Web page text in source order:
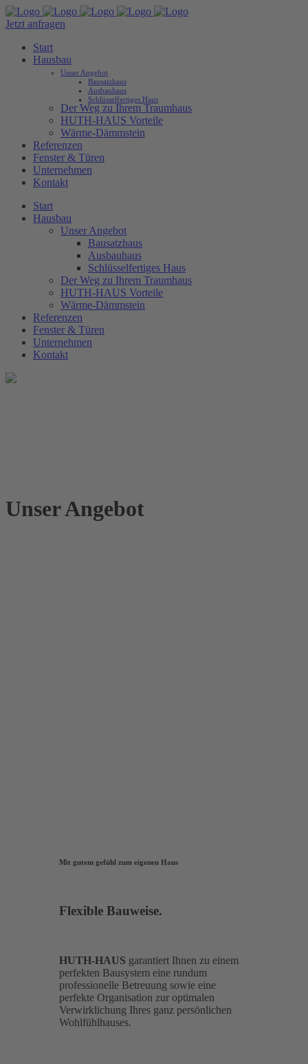
Jetzt anfragen
Start
Hausbau
Unser Angebot
Bausatzhaus
Ausbauhaus
Schlüsselfertiges Haus
Der Weg zu Ihrem Traumhaus
HUTH-HAUS Vorteile
Wärme-Dämmstein
Referenzen
Fenster & Türen
Unternehmen
Kontakt
Start
Hausbau
Unser Angebot
Bausatzhaus
Ausbauhaus
Schlüsselfertiges Haus
Der Weg zu Ihrem Traumhaus
HUTH-HAUS Vorteile
Wärme-Dämmstein
Referenzen
Fenster & Türen
Unternehmen
Kontakt
Unser Angebot
Mit gutem gefühl zum eigenen Haus
Flexible Bauweise.
HUTH-HAUS garantiert Ihnen zu einem
perfekten Bausystem eine rundum
professionelle Betreuung sowie eine
perfekte Organisation zur optimalen
Verwirklichung Ihres ganz persönlichen
Wohlfühlhauses.